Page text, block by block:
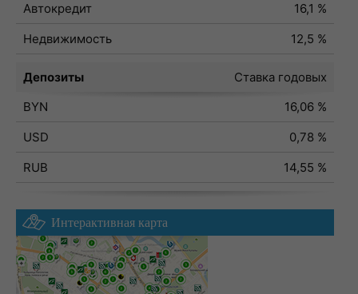
Автокредит
16,1 %
Недвижимость
12,5 %
Депозиты
Ставка годовых
BYN
16,06 %
USD
0,78 %
RUB
14,55 %
Интерактивная карта